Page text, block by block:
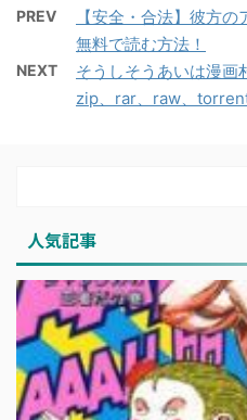
PREV
【安全・合法】彼方
無料で読む方法！
NEXT
そうしそうあいは漫画
zip、rar、raw、
人気記事